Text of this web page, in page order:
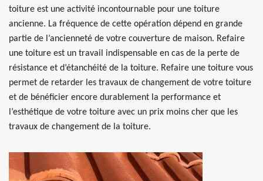
toiture est une activité incontournable pour une toiture
ancienne. La fréquence de cette opération dépend en grande
partie de l’ancienneté de votre couverture de maison. Refaire
une toiture est un travail indispensable en cas de la perte de
résistance et d’étanchéité de la toiture. Refaire une toiture vous
permet de retarder les travaux de changement de votre toiture
et de bénéficier encore durablement la performance et
l’esthétique de votre toiture avec un prix moins cher que les
travaux de changement de la toiture.